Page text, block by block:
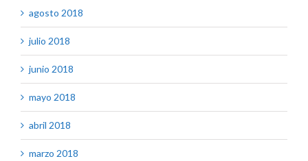
agosto 2018
julio 2018
junio 2018
mayo 2018
abril 2018
marzo 2018